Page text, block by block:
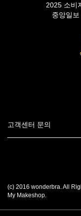
2025 소비
중앙일
고객센터 문의
(c) 2016 wonderbra. All
My Makeshop.